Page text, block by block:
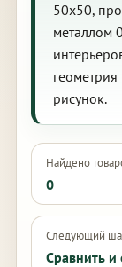
50х50,
металлом
рисунок.
Найдено
0
Следующий
Сравнить и